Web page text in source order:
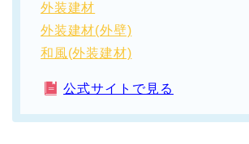
外装建材
外装建材(外壁)
和風(外装建材)
公式サイトで見る